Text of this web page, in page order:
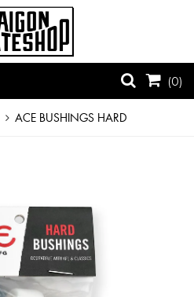
(0)
ACE BUSHINGS HARD